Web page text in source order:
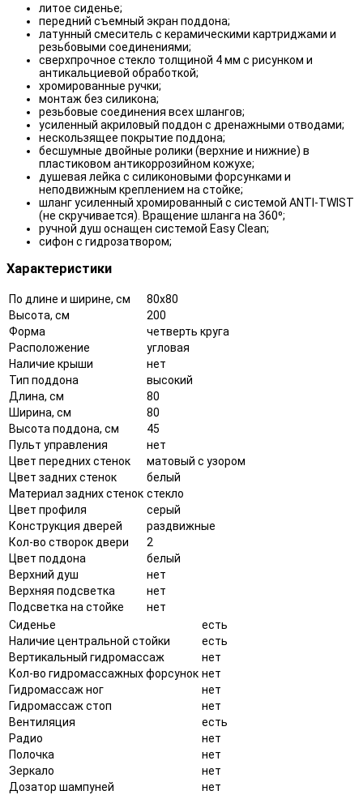
литое сиденье;
передний съемный экран поддона;
латунный смеситель с керамическими картриджами и
резьбовыми соединениями;
сверхпрочное стекло толщиной 4 мм с рисунком и
антикальциевой обработкой;
хромированные ручки;
монтаж без силикона;
резьбовые соединения всех шлангов;
усиленный акриловый поддон с дренажными отводами;
нескользящее покрытие поддона;
бесшумные двойные ролики (верхние и нижние) в
пластиковом антикоррозийном кожухе;
душевая лейка с силиконовыми форсунками и
неподвижным креплением на стойке;
шланг усиленный хромированный с системой ANTI-TWIST
(не скручивается). Вращение шланга на 360⁰;
ручной душ оснащен системой Easy Clean;
сифон с гидрозатвором;
Характеристики
По длине и ширине, см
80x80
Высота, см
200
Форма
четверть круга
Расположение
угловая
Наличие крыши
нет
Тип поддона
высокий
Длина, см
80
Ширина, см
80
Высота поддона, см
45
Пульт управления
нет
Цвет передних стенок
матовый с узором
Цвет задних стенок
белый
Материал задних стенок стекло
Цвет профиля
серый
Конструкция дверей
раздвижные
Кол-во створок двери
2
Цвет поддона
белый
Верхний душ
нет
Верхняя подсветка
нет
Подсветка на стойке
нет
Сиденье
есть
Наличие центральной стойки
есть
Вертикальный гидромассаж
нет
Кол-во гидромассажных форсунок нет
Гидромассаж ног
нет
Гидромассаж стоп
нет
Вентиляция
есть
Радио
нет
Полочка
нет
Зеркало
нет
Дозатор шампуней
нет